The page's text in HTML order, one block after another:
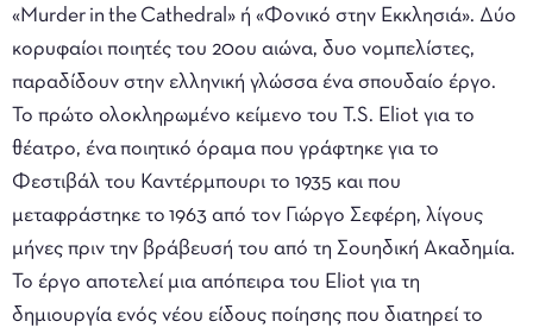
«Murder in the Cathedral» ή «Φονικό στην Εκκλησιά». Δύο
κορυφαίοι ποιητές του 20ου αιώνα, δυο νομπελίστες,
παραδίδουν στην ελληνική γλώσσα ένα σπουδαίο έργο.
Το πρώτο ολοκληρωμένο κείμενο του T.S. Eliot για το
θέατρο, ένα ποιητικό όραμα που γράφτηκε για το
Φεστιβάλ του Καντέρμπουρι το 1935 και που
μεταφράστηκε το 1963 από τον Γιώργο Σεφέρη, λίγους
μήνες πριν την βράβευσή του από τη Σουηδική Ακαδημία.
Το έργο αποτελεί μια απόπειρα του Eliot για τη
δημιουργία ενός νέου είδους ποίησης που διατηρεί το